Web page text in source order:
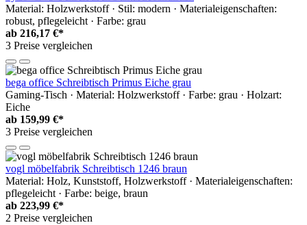
Material: Holzwerkstoff · Stil: modern · Materialeigenschaften:
robust, pflegeleicht · Farbe: grau
ab 216,17 €*
3 Preise vergleichen
bega office Schreibtisch Primus Eiche grau
Gaming-Tisch · Material: Holzwerkstoff · Farbe: grau · Holzart:
Eiche
ab 159,99 €*
3 Preise vergleichen
vogl möbelfabrik Schreibtisch 1246 braun
Material: Holz, Kunststoff, Holzwerkstoff · Materialeigenschaften:
pflegeleicht · Farbe: beige, braun
ab 223,99 €*
2 Preise vergleichen